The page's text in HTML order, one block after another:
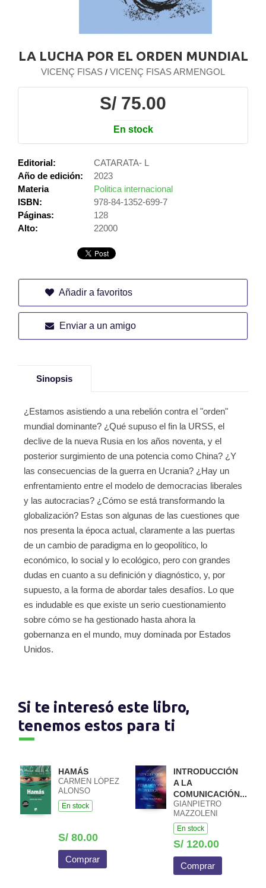
LA LUCHA POR EL ORDEN MUNDIAL
VICENÇ FISAS / VICENÇ FISAS ARMENGOL
S/ 75.00
En stock
Editorial:
CATARATA- L
Año de edición:
2023
Materia
Politica internacional
ISBN:
978-84-1352-699-7
Páginas:
128
Alto:
22000
Añadir a favoritos
Enviar a un amigo
Sinopsis
¿Estamos asistiendo a una rebelión contra el "orden"
mundial dominante? ¿Qué supuso el fin la URSS, el
declive de la nueva Rusia en los años noventa, y el
posterior surgimiento de una potencia como China? ¿Y
las consecuencias de la guerra en Ucrania? ¿Hay un
enfrentamiento entre el modelo de democracias liberales
y las autocracias? ¿Cómo se está transformando la
globalización? Estas son algunas de las cuestiones que
nos presenta la época actual, claramente a las puertas
de un cambio de paradigma en lo geopolítico, lo
económico, lo social y lo ecológico, pero con grandes
dudas en cuanto a su definición y diagnóstico, y, por
supuesto, a la forma de abordar tales desafíos. Lo que
es indudable es que existe un serio cuestionamiento
sobre cómo se ha gestionado hasta ahora la
gobernanza en el mundo, muy dominada por Estados
Unidos.
Si te interesó este libro,
tenemos estos para ti
HAMÁS
CARMEN LÓPEZ
ALONSO
En stock
S/ 80.00
Comprar
INTRODUCCIÓN
A LA
COMUNICACIÓN...
GIANPIETRO
MAZZOLENI
En stock
S/ 120.00
Comprar